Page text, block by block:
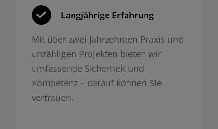
Langjährige Erfahrung
Mit über zwei Jahrzehnten Praxis und
unzähligen Projekten bieten wir
umfassende Sicherheit und
Kompetenz – darauf können Sie
vertrauen.